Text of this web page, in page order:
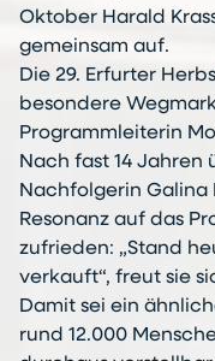
Oktober Harald
gemeinsam auf.
Die 29. Erfurter
besondere
Programmleiterin
Nach fast 14 Jahren
Nachfolgerin Galina
Resonanz auf das
zufrieden: „Stand
verkauft“, freut sie
Damit sei ein
rund 12.000